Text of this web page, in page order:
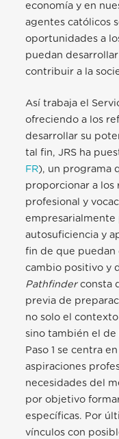
economía y en
agentes católicos
oportunidades a
puedan
contribuir a la
Así trabaja el
ofreciendo a los
desarrollar su
tal fin, JRS ha
FR), un programa
proporcionar a los
profesional y
empresarialmente
autosuficiencia y
fin de que puedan
cambio positivo y
Pathfinderconsta
previa de
no solo el
sino también el de
Paso 1 se centra
aspiraciones
necesidades del
por objetivo
específicas. Por
vínculos con